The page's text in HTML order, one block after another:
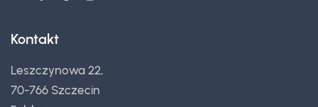
Kontakt
Leszczynowa 22,
70-766 Szczecin